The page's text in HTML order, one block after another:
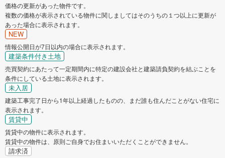
価格の更新があった物件です。
複数の価格が表示されている物件に関しましてはそのうちの１つ以上に更新が
あった場合に表示されます。
NEW
情報公開日が7日以内の場合に表示されます。
建築条件付き土地
売買契約にあたって一定期間内に特定の建設会社と建築請負契約を結ぶことを
条件にしている土地に表示されます。
未入居
建築工事完了日から1年以上経過したものの、まだ誰も住んだことがない住宅に
表示されます。
賃貸中
賃貸中の物件に表示されます。
賃貸中の物件は、原則ご自身でお住まいいただくことができません。
請求済